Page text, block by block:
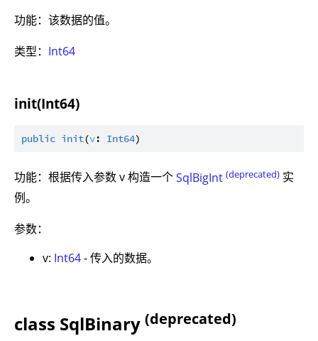
功能：该数据的值。
类型： Int64
init(Int64)
public init(v: Int64
功能：根据传入参数 v 构造一个SqlBigInt (deprecated) 实
例。
参数：
v: Int64- 传入的数据。
class SqlBinary (deprecated)